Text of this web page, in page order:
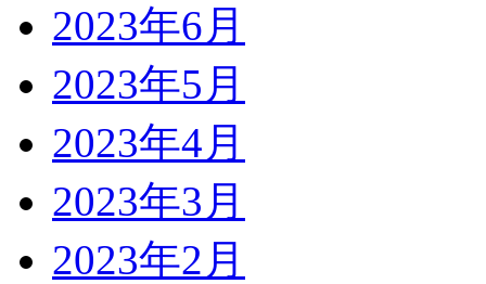
2023年6月
2023年5月
2023年4月
2023年3月
2023年2月